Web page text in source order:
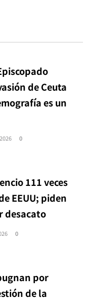
de Ceuta
es un
0
111 veces
EEUU; piden
desacato
0
por
de la